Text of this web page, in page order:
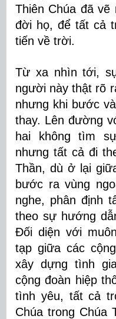
Thiên Chúa đã
đời họ, để tất cả
tiến về trời.
Từ xa nhìn tới,
người này thật rõ
nhưng khi bước
thay. Lên đường
hai không tìm
nhưng tất cả đi
Thần, dù ở lại
bước ra vùng
nghe, phân định
theo sự hướng
Đối diện với
tạp giữa các
xây dựng tình
cộng đoàn hiệp
tình yêu, tất cả
Chúa trong Chúa